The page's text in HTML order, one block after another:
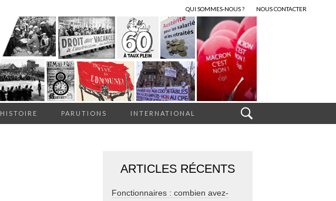
QUI SOMMES-NOUS ? NOUS CONTACTER
HISTOIRE PARUTIONS INTERNATIONAL
ARTICLES RÉCENTS
Fonctionnaires : combien avez-